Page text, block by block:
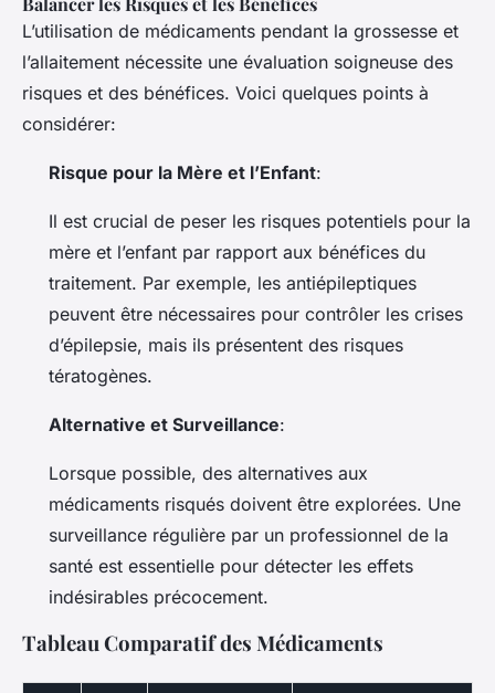
L’utilisation de médicaments pendant la grossesse et
l’allaitement nécessite une évaluation soigneuse des
risques et des bénéfices. Voici quelques points à
considérer:
Risque pour la Mère et l’Enfant:
Il est crucial de peser les risques potentiels pour la
mère et l’enfant par rapport aux bénéfices du
traitement. Par exemple, les antiépileptiques
peuvent être nécessaires pour contrôler les crises
d’épilepsie, mais ils présentent des risques
tératogènes.
Alternative et Surveillance:
Lorsque possible, des alternatives aux
médicaments risqués doivent être explorées. Une
surveillance régulière par un professionnel de la
santé est essentielle pour détecter les effets
indésirables précocement.
Tableau Comparatif des Médicaments